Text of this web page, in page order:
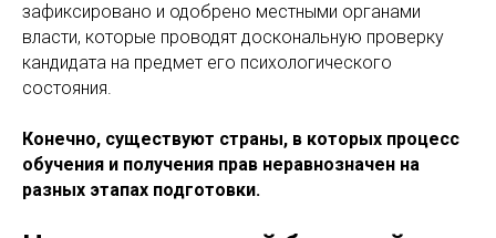
зафиксировано и одобрено местными органами
власти, которые проводят доскональную проверку
кандидата на предмет его психологического
состояния.
Конечно, существуют страны, в которых процесс
обучения и получения прав неравнозначен на
разных этапах подготовки.